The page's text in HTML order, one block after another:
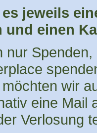
jeweils
einen
nur
wir
eine Mail
Verlosung